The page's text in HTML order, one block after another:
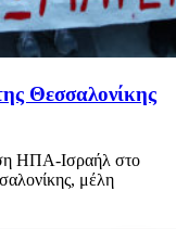
Θεσσαλονίκης
ΗΠΑ-Ισραήλ στο
μέλη